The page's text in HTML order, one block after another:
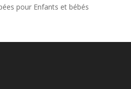
pour Enfants et bébés